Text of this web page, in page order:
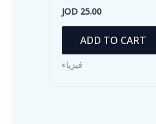
JOD 25.00
ADD TO CART
فيزياء